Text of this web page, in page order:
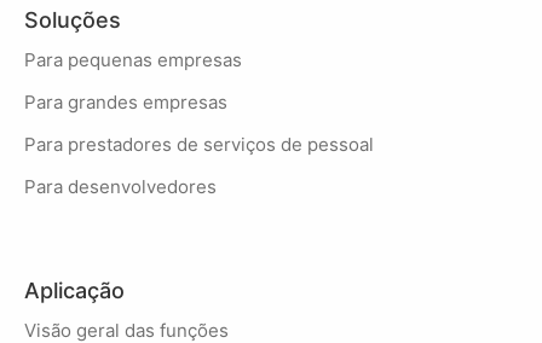
Soluções
Para pequenas empresas
Para grandes empresas
Para prestadores de serviços de pessoal
Para desenvolvedores
Aplicação
Visão geral das funções